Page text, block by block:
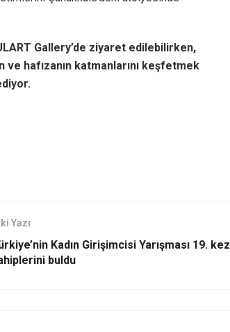
Gallery’de ziyaret edilebilirken,
hafızanın katmanlarını keşfetmek
Yazı
Kadın Girişimcisi Yarışması 19. kez
buldu